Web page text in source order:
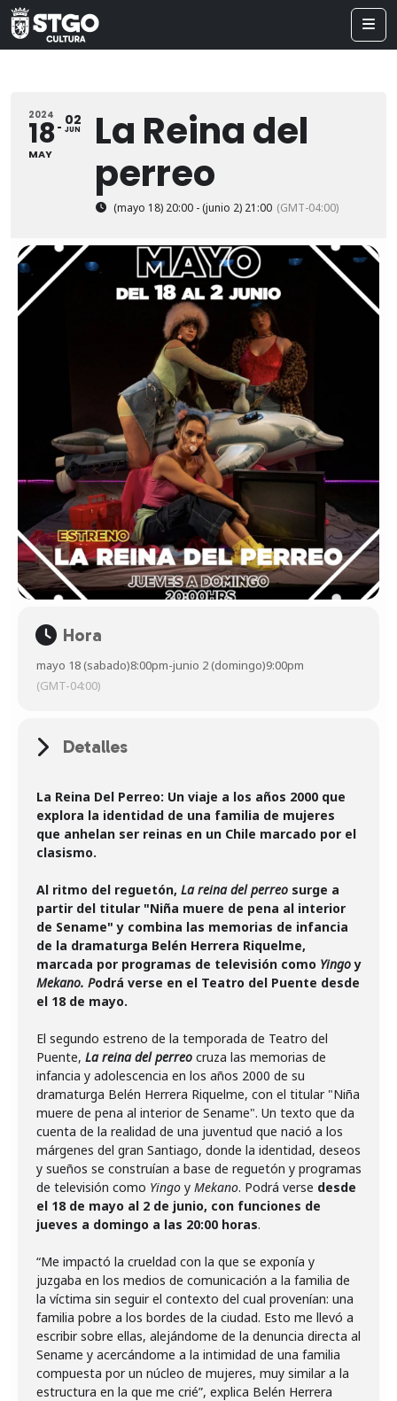
2024
18
MAY
02
JUN
La Reina del
perreo
(mayo 18) 20:00 - (junio 2) 21:00 (GMT-04:00)
Hora
mayo 18 (sabado)8:00pm-junio 2 (domingo)9:00pm
(GMT-04:00)
Detalles
La Reina Del Perreo: Un viaje a los años 2000 que
explora la identidad de una familia de mujeres
que anhelan ser reinas en un Chile marcado por el
clasismo.
Al ritmo del reguetón, La reina del perreo surge a
partir del titular "Niña muere de pena al interior
de Sename" y combina las memorias de infancia
de la dramaturga Belén Herrera Riquelme,
marcada por programas de televisión como Yingoy
Mekano. Podrá verse en el Teatro del Puente desde
el 18 de mayo.
El segundo estreno de la temporada de Teatro del
Puente, La reina del perreo cruza las memorias de
infancia y adolescencia en los años 2000 de su
dramaturga Belén Herrera Riquelme, con el titular "Niña
muere de pena al interior de Sename". Un texto que da
cuenta de la realidad de una juventud que nació a los
márgenes del gran Santiago, donde la identidad, deseos
y sueños se construían a base de reguetón y programas
de televisión como Yingo y Mekano. Podrá verse desde
el 18 de mayo al 2 de junio, con funciones de
jueves a domingo a las 20:00 horas.
“Me impactó la crueldad con la que se exponía y
juzgaba en los medios de comunicación a la familia de
la víctima sin seguir el contexto del cual provenían: una
familia pobre a los bordes de la ciudad. Esto me llevó a
escribir sobre ellas, alejándome de la denuncia directa al
Sename y acercándome a la intimidad de una familia
compuesta por un núcleo de mujeres, muy similar a la
estructura en la que me crié”, explica Belén Herrera